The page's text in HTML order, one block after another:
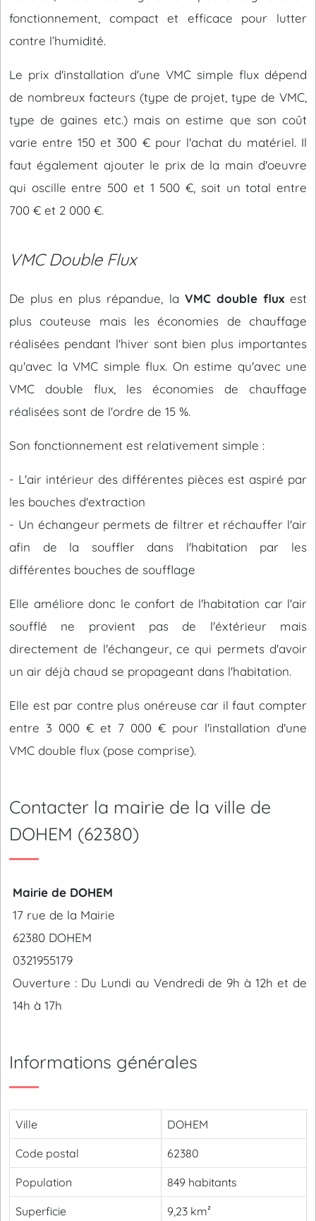
fonctionnement, compact et efficace pour lutter
contre l’humidité.
Le prix d'installation d'une VMC simple flux dépend
de nombreux facteurs (type de projet, type de VMC,
type de gaines etc.) mais on estime que son coût
varie entre 150 et 300 € pour l'achat du matériel. Il
faut également ajouter le prix de la main d'oeuvre
qui oscille entre 500 et 1 500 €, soit un total entre
700 € et 2 000 €.
VMC Double Flux
De plus en plus répandue, la VMC double fluxest
plus couteuse mais les économies de chauffage
réalisées pendant l'hiver sont bien plus importantes
qu'avec la VMC simple flux. On estime qu'avec une
VMC double flux, les économies de chauffage
réalisées sont de l'ordre de 15 %.
Son fonctionnement est relativement simple :
- L'air intérieur des différentes pièces est aspiré par
les bouches d'extraction
- Un échangeur permets de filtrer et réchauffer l'air
afin de la souffler dans l'habitation par les
différentes bouches de soufflage
Elle améliore donc le confort de l'habitation car l'air
soufflé ne provient pas de l'éxtérieur mais
directement de l'échangeur, ce qui permets d'avoir
un air déjà chaud se propageant dans l'habitation.
Elle est par contre plus onéreuse car il faut compter
entre 3 000 € et 7 000 € pour l'installation d'une
VMC double flux (pose comprise).
Contacter la mairie de la ville de
DOHEM (62380)
Mairie de DOHEM
17 rue de la Mairie
62380 DOHEM
0321955179
Ouverture : Du Lundi au Vendredi de 9h à 12h et de
14h à 17h
Informations générales
Ville DOHEM
Code postal 62380
Population 849 habitants
Superficie 9,23 km²